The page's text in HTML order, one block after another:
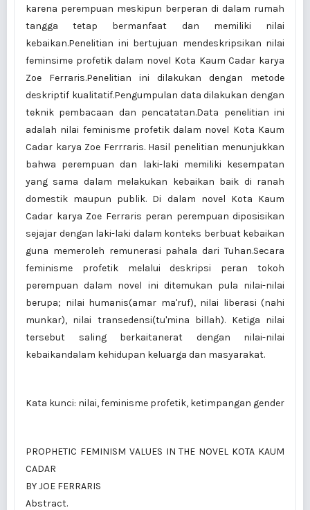
karena perempuan meskipun berperan di dalam rumah
tangga tetap bermanfaat dan memiliki nilai
kebaikan.Penelitian ini bertujuan mendeskripsikan nilai
feminsime profetik dalam novel Kota Kaum Cadar karya
Zoe Ferraris.Penelitian ini dilakukan dengan metode
deskriptif kualitatif.Pengumpulan data dilakukan dengan
teknik pembacaan dan pencatatan.Data penelitian ini
adalah nilai feminisme profetik dalam novel Kota Kaum
Cadar karya Zoe Ferrraris. Hasil penelitian menunjukkan
bahwa perempuan dan laki-laki memiliki kesempatan
yang sama dalam melakukan kebaikan baik di ranah
domestik maupun publik. Di dalam novel Kota Kaum
Cadar karya Zoe Ferraris peran perempuan diposisikan
sejajar dengan laki-laki dalam konteks berbuat kebaikan
guna memeroleh remunerasi pahala dari Tuhan.Secara
feminisme profetik melalui deskripsi peran tokoh
perempuan dalam novel ini ditemukan pula nilai-nilai
berupa; nilai humanis(amar ma'ruf), nilai liberasi (nahi
munkar), nilai transedensi(tu'mina billah). Ketiga nilai
tersebut saling berkaitanerat dengan nilai-nilai
kebaikandalam kehidupan keluarga dan masyarakat.
Kata kunci: nilai, feminisme profetik, ketimpangan gender
PROPHETIC FEMINISM VALUES IN THE NOVEL KOTA KAUM
CADAR
BY JOE FERRARIS
Abstract.